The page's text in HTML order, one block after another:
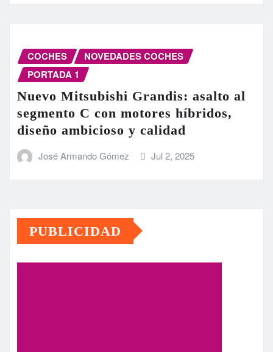
COCHES
NOVEDADES COCHES
PORTADA 1
Nuevo Mitsubishi Grandis: asalto al
segmento C con motores híbridos,
diseño ambicioso y calidad
José Armando Gómez Jul 2, 2025
PUBLICIDAD